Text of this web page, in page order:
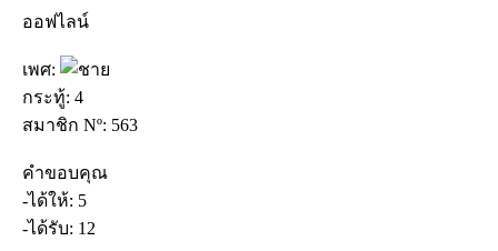
ออฟไลน์
เพศ:
กระทู้: 4
สมาชิก Nº: 563
คำขอบคุณ
-ได้ให้: 5
-ได้รับ: 12